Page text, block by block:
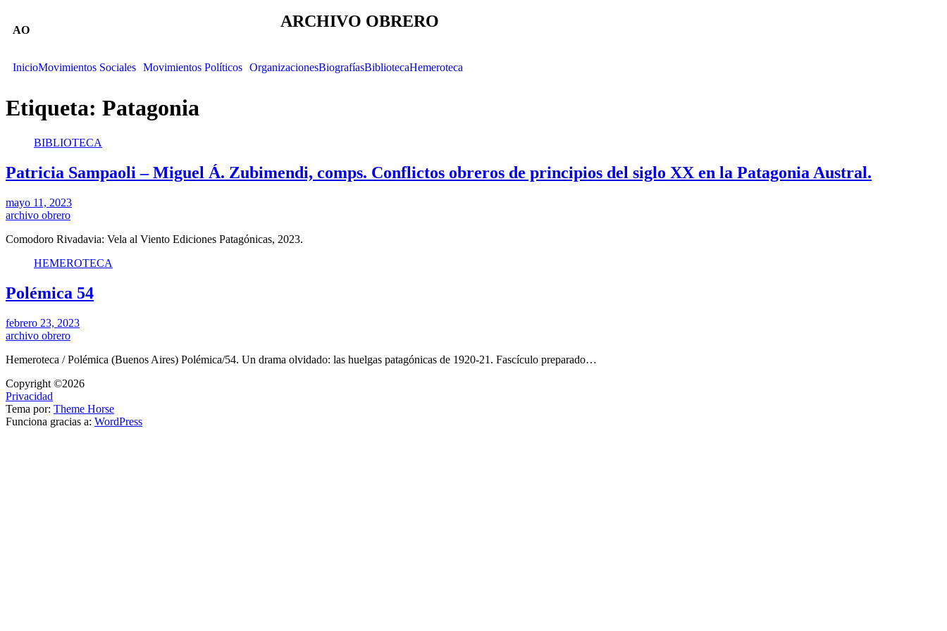
AO ARCHIVO OBRERO
InicioMovimientos Sociales Movimientos Políticos OrganizacionesBiografíasBibliotecaHemeroteca
Etiqueta: Patagonia
BIBLIOTECA
Patricia Sampaoli – Miguel Á. Zubimendi, comps. Conflictos obreros de principios del siglo XX en la Patagonia Austral.
mayo 11, 2023
archivo obrero
Comodoro Rivadavia: Vela al Viento Ediciones Patagónicas, 2023.
HEMEROTECA
Polémica 54
febrero 23, 2023
archivo obrero
Hemeroteca / Polémica (Buenos Aires) Polémica/54. Un drama olvidado: las huelgas patagónicas de 1920-21. Fascículo preparado…
Copyright ©2026
Privacidad
Tema por: Theme Horse
Funciona gracias a: WordPress